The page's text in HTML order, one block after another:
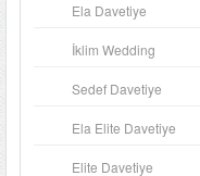
Ela Davetiye
İklim Wedding
Sedef Davetiye
Ela Elite Davetiye
Elite Davetiye